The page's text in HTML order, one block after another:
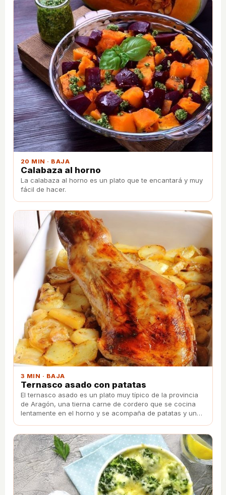
20 MIN · BAJA
Calabaza al horno
La calabaza al horno es un plato que te encantará y muy
fácil de hacer.
3 MIN · BAJA
Ternasco asado con patatas
El ternasco asado es un plato muy típico de la provincia
de Aragón, una tierna carne de cordero que se cocina
lentamente en el horno y se acompaña de patatas y una